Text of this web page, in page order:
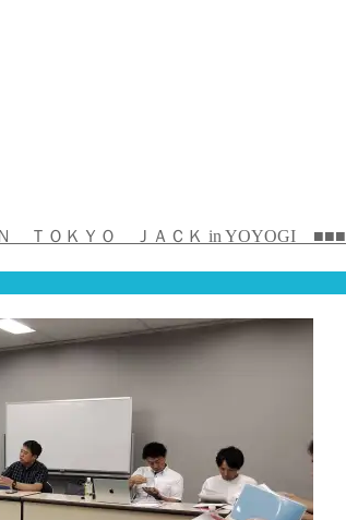
ＴＯＫＹＯ ＪＡＣＫ in YOYOGI ■■■